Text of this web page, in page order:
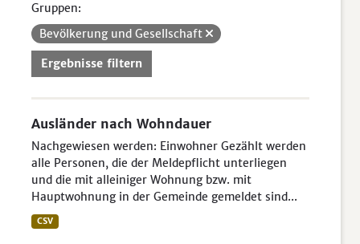
Gruppen:
Bevölkerung und Gesellschaft
Ergebnisse filtern
Ausländer nach Wohndauer
Nachgewiesen werden: Einwohner Gezählt werden
alle Personen, die der Meldepflicht unterliegen
und die mit alleiniger Wohnung bzw. mit
Hauptwohnung in der Gemeinde gemeldet sind...
CSV